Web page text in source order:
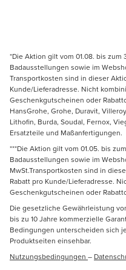
*Die Aktion gilt vom 01.08. bis zum
Badausstellungen sowie im
Transportkosten sind in dieser
Kunde/Lieferadresse. Nicht
Geschenkgutscheinen oder
HansGrohe, Grohe, Duravit,
Lithofin, Burda, Soudal, Fernox,
Ersatzteile und Maßanfertigungen.
***Die Aktion gilt vom 01.05. bis
Badausstellungen sowie im
MwSt.Transportkosten sind in
Rabatt pro Kunde/Lieferadresse.
Geschenkgutscheinen oder
Die gesetzliche Gewährleistung
bis zu 10 Jahre kommerzielle
Bedingungen unterscheiden sich
Produktseiten einsehbar.
Nutzungsbedingungen –